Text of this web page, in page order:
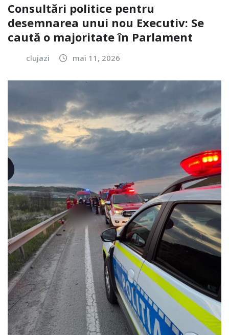
Consultări politice pentru
desemnarea unui nou Executiv: Se
caută o majoritate în Parlament
clujazi mai 11, 2026